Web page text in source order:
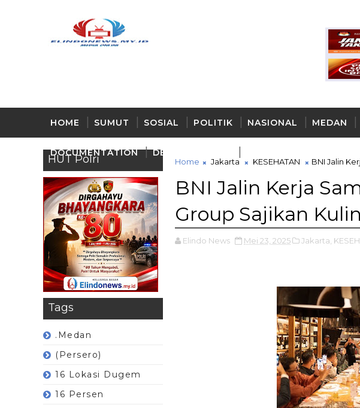
HOME SUMUT SOSIAL POLITIK NASIONAL MEDAN
DOCUMENTATION DELI - SERDANG
HUT Polri
Tags
.Medan
(Persero)
16 Lokasi Dugem
16 Persen
Home Jakarta KESEHATAN BNI Jalin
BNI Jalin Kerja
Group Sajikan
Elindo News Mei 23, 2025 Jakarta,